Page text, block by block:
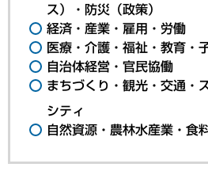
ス）・防災（政策）
経済・産業・雇用・労働
医療・介護・福祉・教育・
自治体経営・官民協働
まちづくり・観光・交通・
シティ
自然資源・農林水産業・食